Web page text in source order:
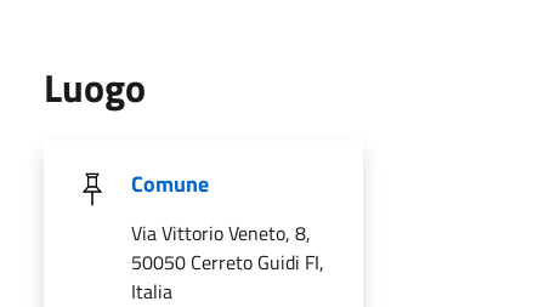
Luogo
Comune
Via Vittorio Veneto, 8,
50050 Cerreto Guidi FI,
Italia